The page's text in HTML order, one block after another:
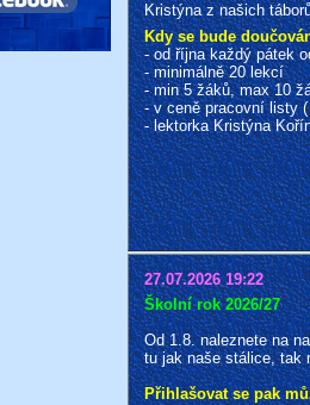
Kristýna z našich
Kdy se bude
- od října každý pátek
- minimálně 20 lekcí
- min 5 žáků, max 10
- v ceně pracovní listy
- lektorka Kristýna
27.07.2026 19:22
Školní rok 2026/27
Od 1.8. naleznete na
tu jak naše stálice, tak
Přihlašovat se pak